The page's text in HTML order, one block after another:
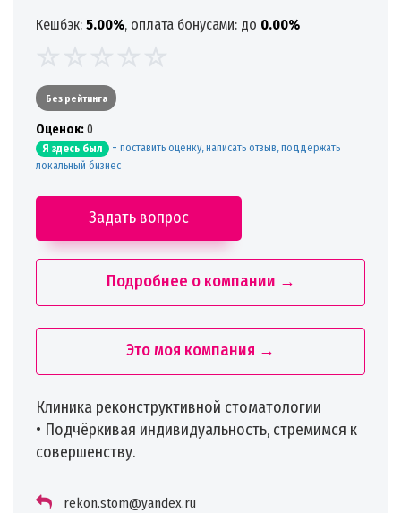
Кешбэк: 5.00%, оплата бонусами: до 0.00%
Без рейтинга
Oценок:0
Я здесь был - поставить оценку, написать отзыв, поддержать
локальный бизнес
Задать вопрос
Подробнее о компании →
Это моя компания →
Клиника реконструктивной стоматологии
• Подчёркивая индивидуальность, стремимся к
совершенству.
rekon.stom@yandex.ru